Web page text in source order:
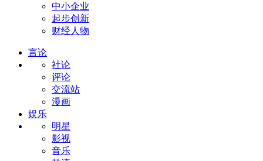
中小企业
起步创新
财经人物
言论
社论
评论
交流站
漫画
娱乐
明星
影视
音乐